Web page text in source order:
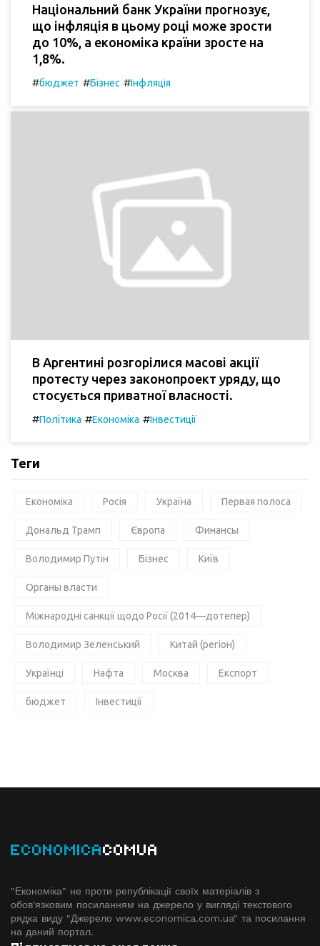
Національний банк України прогнозує,
що інфляція в цьому році може зрости
до 10%, а економіка країни зросте на
1,8%.
#бюджет #Бізнес #Інфляція
В Аргентині розгорілися масові акції
протесту через законопроект уряду, що
стосується приватної власності.
#Політика #Економіка #Інвестиції
Теги
Економіка Росія Україна Первая полоса
Дональд Трамп Європа Финансы
Володимир Путін Бізнес Київ
Органы власти
Міжнародні санкції щодо Росії (2014—дотепер)
Володимир Зеленський Китай (регіон)
Українці Нафта Москва Експорт
бюджет Інвестиції
ECONOMICACOMUA
"Економіка" не проти републікації своїх матеріалів з
обов'язковим посиланням на джерело у вигляді текстового
рядка виду "Джерело www.economiсa.com.ua" та посилання
на даний портал.